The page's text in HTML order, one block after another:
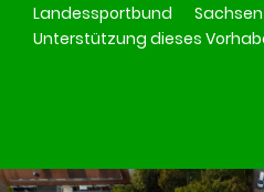
Landessportbund
Unterstützung dieses